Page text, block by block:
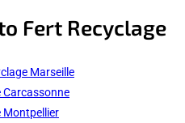
Fert Recyclage
Marseille
Carcassonne
Montpellier